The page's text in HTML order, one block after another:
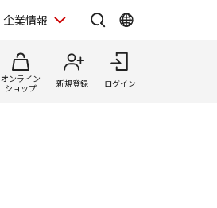
企業情報
オンライン
ショップ
新規登録 ログイン